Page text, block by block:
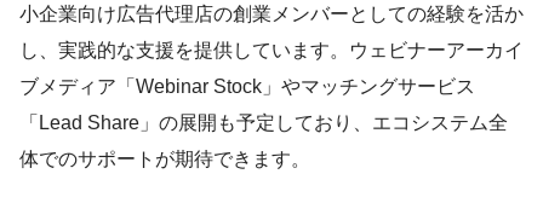
小企業向け広告代理店の創業メンバーとしての経験を活か
し、実践的な支援を提供しています。ウェビナーアーカイ
ブメディア「Webinar Stock」やマッチングサービス
「Lead Share」の展開も予定しており、エコシステム全
体でのサポートが期待できます。